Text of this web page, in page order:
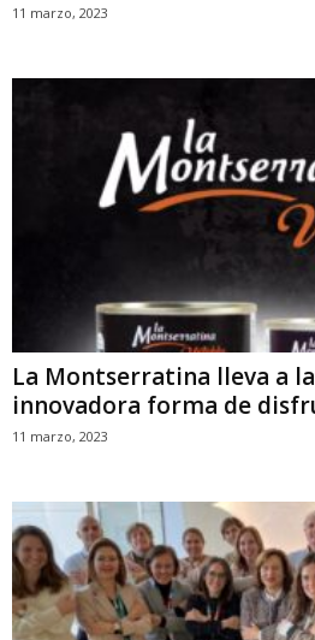
11 marzo, 2023
La Montserratina lleva a
innovadora forma de
11 marzo, 2023